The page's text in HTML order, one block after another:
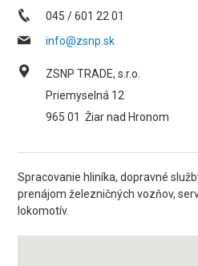
045 / 601 22 01
info@zsnp.sk
ZSNP TRADE, s.r.o.
Priemyselná 12
965 01 Žiar nad Hronom
Spracovanie hliníka, dopravné
prenájom železničných vozňov,
lokomotív.